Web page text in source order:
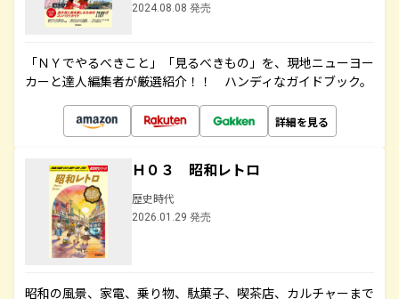
2024.08.08 発売
「ＮＹでやるべきこと」「見るべきもの」を、現地ニューヨー
カーと達人編集者が厳選紹介！！ ハンディなガイドブック。
詳細を見る
Ｈ０３ 昭和レトロ
歴史時代
2026.01.29 発売
昭和の風景、家電、乗り物、駄菓子、喫茶店、カルチャーまで